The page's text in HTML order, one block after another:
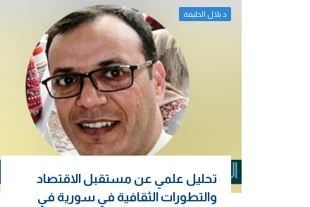
د بلال الخليفة
تحليل علمي عن مستقبل الاقتصاد
والتطورات الثقافية في سورية في